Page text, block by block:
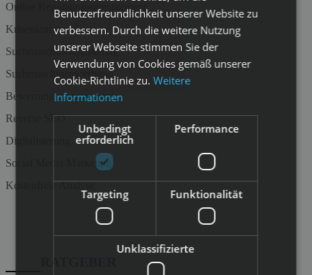
Online Reputationsmanagement
Krisenkommunikation
Suchmaschinenmarketing
Suchmaschinenwerbung
Bewertungsmanagement
Reverse SEO
Digitalisierung
Social Media Marketing
Kostenfreie Analyse
Benutzerfreundlichkeit unserer Website zu
verbessern. Durch die weitere Nutzung
unserer Webseite stimmen Sie der
Verwendung von Cookies gemäß unserer
Cookie-Richtlinie zu.Weitere
Informationen
Unbedingt
erforderlich
Performance
Targeting Funktionalität
Unklassifizierte